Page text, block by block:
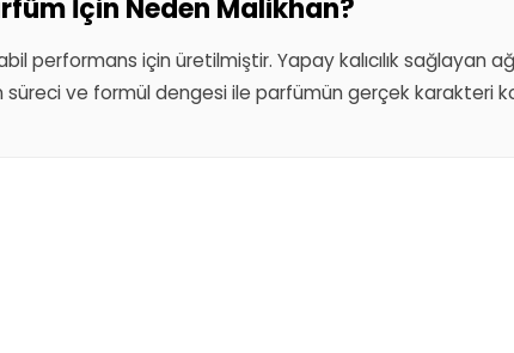
İçin Neden Malikhan?
performans için üretilmiştir. Yapay kalıcılık sağlayan
ve formül dengesi ile parfümün gerçek karakteri